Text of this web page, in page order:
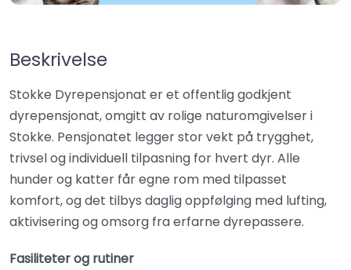
Beskrivelse
Stokke Dyrepensjonat er et offentlig godkjent
dyrepensjonat, omgitt av rolige naturomgivelser i
Stokke. Pensjonatet legger stor vekt på trygghet,
trivsel og individuell tilpasning for hvert dyr. Alle
hunder og katter får egne rom med tilpasset
komfort, og det tilbys daglig oppfølging med lufting,
aktivisering og omsorg fra erfarne dyrepassere.
Fasiliteter og rutiner